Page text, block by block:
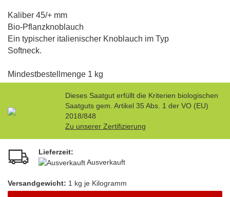
Kaliber 45/+ mm
Bio-Pflanzknoblauch
Ein typischer italienischer Knoblauch im Typ
Softneck.
Mindestbestellmenge 1 kg
Dieses Saatgut erfüllt die Kriterien biologischen
Saatguts gem. Artikel 35 Abs. 1 der VO (EU)
2018/848
Zu unserer Zertifizierung
Lieferzeit:
Ausverkauft
Versandgewicht: 1 kg je Kilogramm